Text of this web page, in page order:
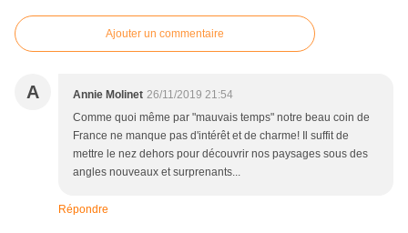
Ajouter un commentaire
A Annie Molinet 26/11/2019 21:54
Comme quoi même par "mauvais temps" notre beau coin de
France ne manque pas d'intérêt et de charme! Il suffit de
mettre le nez dehors pour découvrir nos paysages sous des
angles nouveaux et surprenants...
Répondre